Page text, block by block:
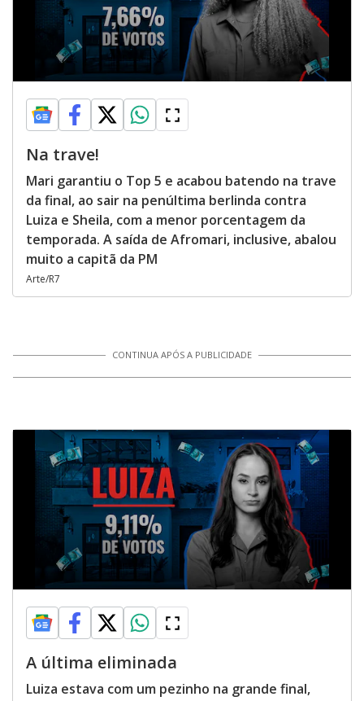
Na trave!
Mari garantiu o Top 5 e acabou batendo na trave
da final, ao sair na penúltima berlinda contra
Luiza e Sheila, com a menor porcentagem da
temporada. A saída de Afromari, inclusive, abalou
muito a capitã da PM
Arte/R7
CONTINUA APÓS A PUBLICIDADE
A última eliminada
Luiza estava com um pezinho na grande final,